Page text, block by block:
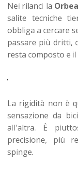
Nei rilanci la
salite tecniche
obbliga a cercare
passare più dritti,
resta composto e
La rigidità non è
sensazione da
all'altra. È
precisione, più
spinge.